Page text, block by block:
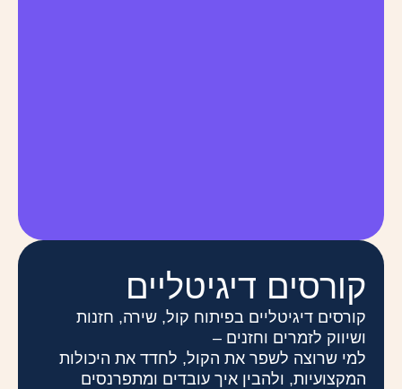
קורסים דיגיטליים
קורסים דיגיטליים בפיתוח קול, שירה, חזנות
ושיווק לזמרים וחזנים –
למי שרוצה לשפר את הקול, לחדד את היכולות
המקצועיות, ולהבין איך עובדים ומתפרנסים